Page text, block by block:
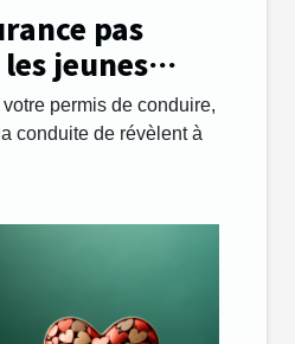
pas
jeunes
?
permis de conduire,
conduite de révèlent à